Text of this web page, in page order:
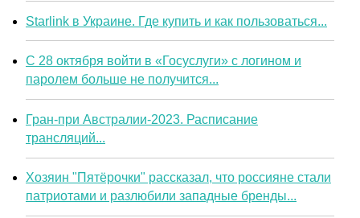
Starlink в Украине. Где купить и как пользоваться...
С 28 октября войти в «Госуслуги» с логином и
паролем больше не получится...
Гран-при Австралии-2023. Расписание
трансляций...
Хозяин "Пятёрочки" рассказал, что россияне стали
патриотами и разлюбили западные бренды...